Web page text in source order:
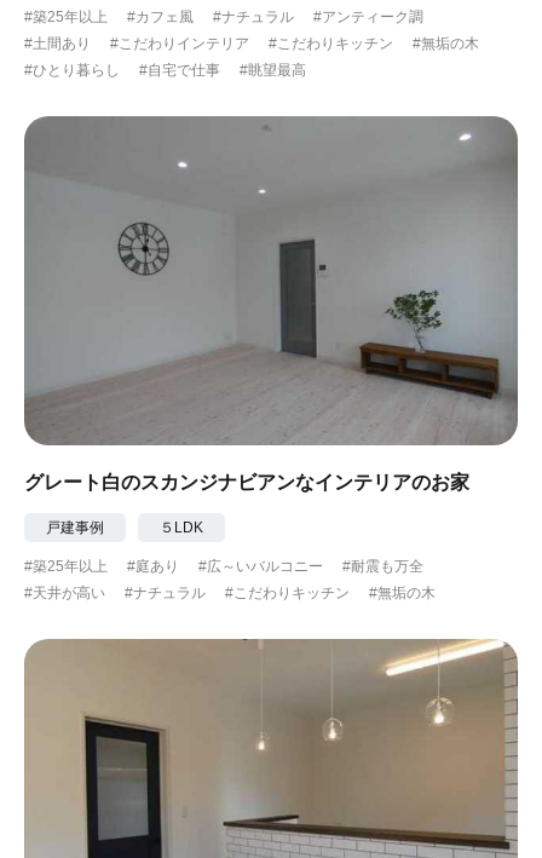
#スローライフ #自宅で仕事 #ペットと暮らす
#築25年以上 #カフェ風 #ナチュラル
#アンティーク調
#土間あり
#こだわりインテリア #こだわりキッチン
#無垢の木
#ひとり暮らし
#自宅で仕事 #眺望最高
グレート白のスカンジナビアンなインテリアのお家
戸建事例 ５LDK
#築25年以上 #庭あり #広～いバルコニー
#耐震も万全
#天井が高い
#ナチュラル #こだわりキッチン #無垢の木